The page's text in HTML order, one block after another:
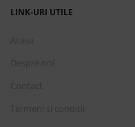
LINK-URI UTILE